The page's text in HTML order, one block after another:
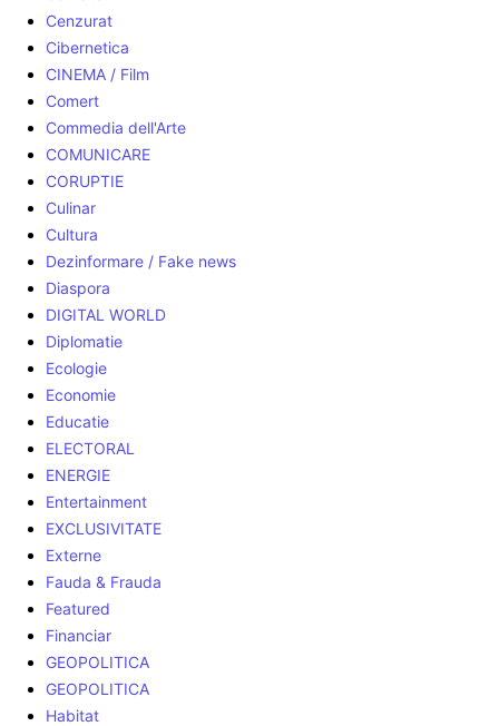
Cenzurat
Cibernetica
CINEMA / Film
Comert
Commedia dell'Arte
COMUNICARE
CORUPTIE
Culinar
Cultura
Dezinformare / Fake news
Diaspora
DIGITAL WORLD
Diplomatie
Ecologie
Economie
Educatie
ELECTORAL
ENERGIE
Entertainment
EXCLUSIVITATE
Externe
Fauda & Frauda
Featured
Financiar
GEOPOLITICA
GEOPOLITICA
Habitat